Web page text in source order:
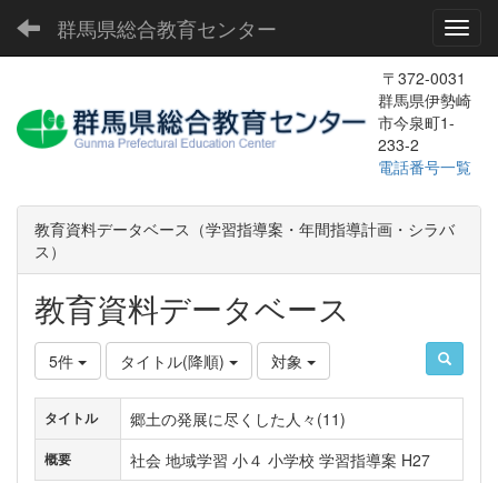
群馬県総合教育センター
〒372-0031
群馬県伊勢崎
市今泉町1-
233-2
電話番号一覧
教育資料データベース（学習指導案・年間指導計画・シラバ
ス）
教育資料データベース
5件 タイトル(降順) 対象
タイトル 郷土の発展に尽くした人々(11)
概要 社会 地域学習 小４ 小学校 学習指導案 H27